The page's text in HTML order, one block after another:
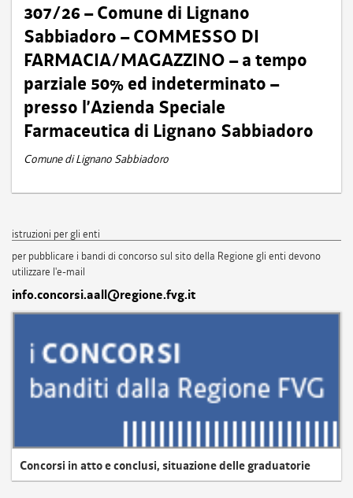
307/26 – Comune di Lignano
Sabbiadoro – COMMESSO DI
FARMACIA/MAGAZZINO – a tempo
parziale 50% ed indeterminato –
presso l’Azienda Speciale
Farmaceutica di Lignano Sabbiadoro
Comune di Lignano Sabbiadoro
istruzioni per gli enti
per pubblicare i bandi di concorso sul sito della Regione gli enti devono
utilizzare l'e-mail
info.concorsi.aall@regione.fvg.it
Concorsi in atto e conclusi, situazione delle graduatorie